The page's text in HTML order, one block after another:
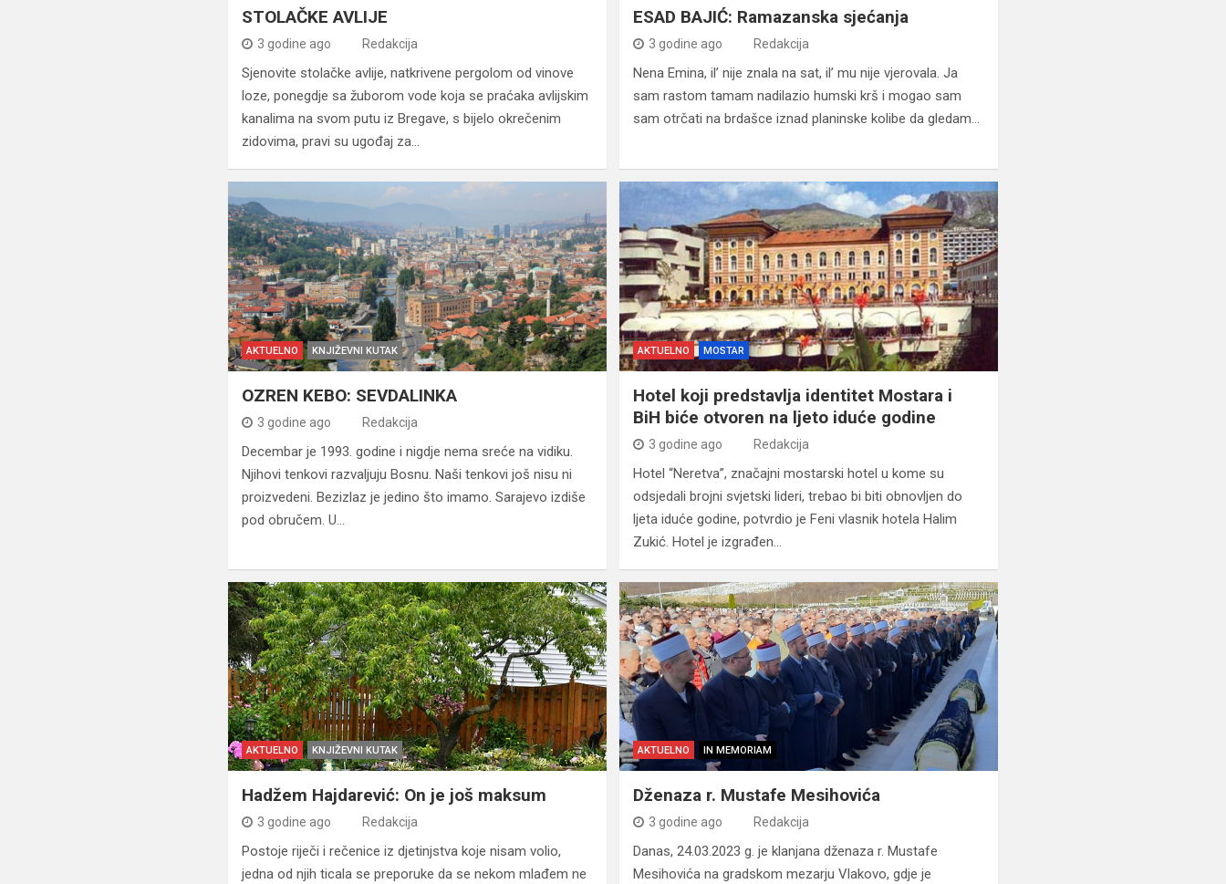
STOLAČKE AVLIJE
3 godine ago Redakcija
Sjenovite stolačke avlije, natkrivene pergolom od vinove
loze, ponegdje sa žuborom vode koja se praćaka avlijskim
kanalima na svom putu iz Bregave, s bijelo okrečenim
zidovima, pravi su ugođaj za…
ESAD BAJIĆ: Ramazanska sjećanja
3 godine ago Redakcija
Nena Emina, il’ nije znala na sat, il’ mu nije vjerovala. Ja
sam rastom tamam nadilazio humski krš i mogao sam
sam otrčati na brdašce iznad planinske kolibe da gledam…
AKTUELNO KNJIŽEVNI KUTAK
OZREN KEBO: SEVDALINKA
3 godine ago Redakcija
Decembar je 1993. godine i nigdje nema sreće na vidiku.
Njihovi tenkovi razvaljuju Bosnu. Naši tenkovi još nisu ni
proizvedeni. Bezizlaz je jedino što imamo. Sarajevo izdiše
pod obručem. U…
AKTUELNO MOSTAR
Hotel koji predstavlja identitet Mostara i
BiH biće otvoren na ljeto iduće godine
3 godine ago Redakcija
Hotel “Neretva”, značajni mostarski hotel u kome su
odsjedali brojni svjetski lideri, trebao bi biti obnovljen do
ljeta iduće godine, potvrdio je Feni vlasnik hotela Halim
Zukić. Hotel je izgrađen…
AKTUELNO KNJIŽEVNI KUTAK
Hadžem Hajdarević: On je još maksum
3 godine ago Redakcija
Postoje riječi i rečenice iz djetinjstva koje nisam volio,
jedna od njih ticala se preporuke da se nekom mlađem ne
AKTUELNO IN MEMORIAM
Dženaza r. Mustafe Mesihovića
3 godine ago Redakcija
Danas, 24.03.2023 g. je klanjana dženaza r. Mustafe
Mesihovića na gradskom mezarju Vlakovo, gdje je